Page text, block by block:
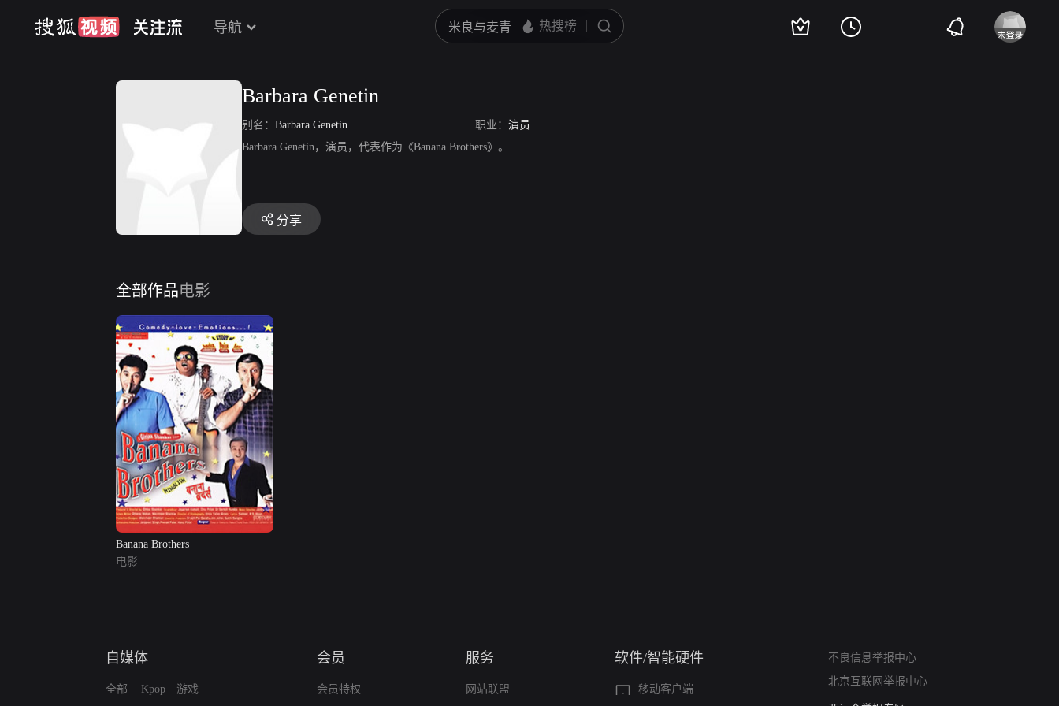
导航
Barbara Genetin
别名： Barbara Genetin 职业： 演员
Barbara Genetin，演员，代表作为《Banana Brothers》。
分享
全部作品电影
Banana Brothers
电影
自媒体
全部 Kpop 游戏
会员
会员特权
服务
网站联盟
软件/智能硬件
移动客户端
不良信息举报中心
北京互联网举报中心
算法推荐专项举报